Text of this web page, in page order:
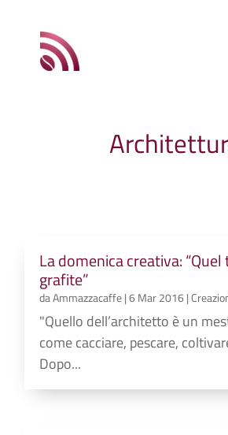
La domenica creativa:
grafite”
daAmmazzacaffe|6 Mar 2016|
"Quello dell’architetto è un
come cacciare, pescare,
Dopo...